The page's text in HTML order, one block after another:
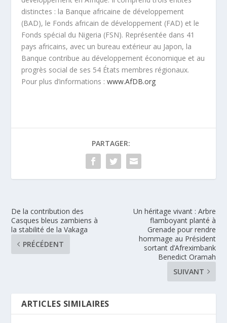
distinctes : la Banque africaine de développement
(BAD), le Fonds africain de développement (FAD) et le
Fonds spécial du Nigeria (FSN). Représentée dans 41
pays africains, avec un bureau extérieur au Japon, la
Banque contribue au développement économique et au
progrès social de ses 54 États membres régionaux.
Pour plus d’informations :www.AfDB.org
PARTAGER:
De la contribution des
Casques bleus zambiens à
la stabilité de la Vakaga
PRÉCÉDENT
Un héritage vivant : Arbre
flamboyant planté à
Grenade pour rendre
hommage au Président
sortant d’Afreximbank
Benedict Oramah
SUIVANT
ARTICLES SIMILAIRES